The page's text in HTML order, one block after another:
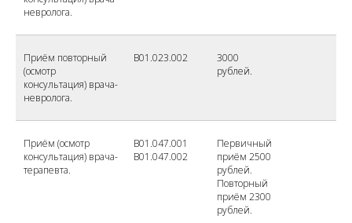
невролога.
Приём повторный
(осмотр
консультация) врача-
невролога.
B01.023.002
3000
рублей.
Приём (осмотр
консультация) врача-
терапевта.
B01.047.001
B01.047.002
Первичный
приём 2500
рублей.
Повторный
приём 2300
рублей.